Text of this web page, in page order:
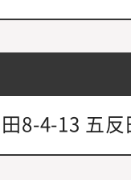
8-4-13 五